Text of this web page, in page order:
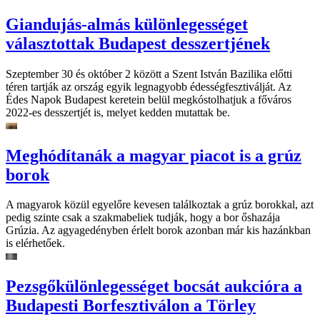
Giandujás-almás különlegességet
választottak Budapest desszertjének
Szeptember 30 és október 2 között a Szent István Bazilika előtti
téren tartják az ország egyik legnagyobb édességfesztiválját. Az
Édes Napok Budapest keretein belül megkóstolhatjuk a főváros
2022-es desszertjét is, melyet kedden mutattak be.
Meghódítanák a magyar piacot is a grúz
borok
A magyarok közül egyelőre kevesen találkoztak a grúz borokkal, azt
pedig szinte csak a szakmabeliek tudják, hogy a bor őshazája
Grúzia. Az agyagedényben érlelt borok azonban már kis hazánkban
is elérhetőek.
Pezsgőkülönlegességet bocsát aukcióra a
Budapesti Borfesztiválon a Törley